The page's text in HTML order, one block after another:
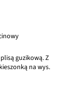
guzikową. Z
na wys.